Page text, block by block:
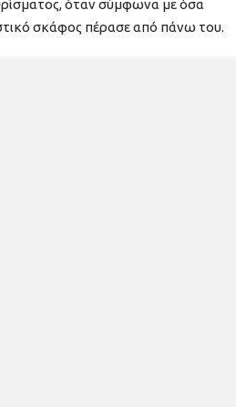
όταν σύμφωνα με όσα
σκάφος πέρασε από πάνω του.